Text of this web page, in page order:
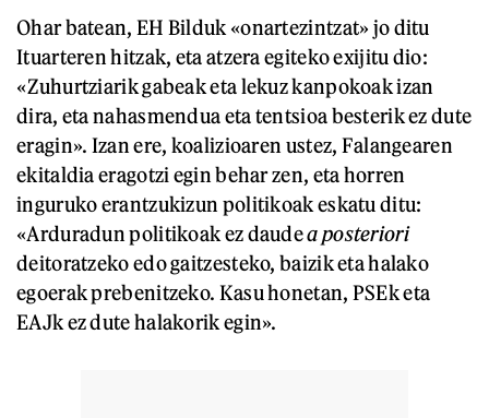
Ohar batean, EH Bilduk «onartezintzat» jo ditu
Ituarteren hitzak, eta atzera egiteko exijitu dio:
«Zuhurtziarik gabeak eta lekuz kanpokoak izan
dira, eta nahasmendua eta tentsioa besterik ez dute
eragin». Izan ere, koalizioaren ustez, Falangearen
ekitaldia eragotzi egin behar zen, eta horren
inguruko erantzukizun politikoak eskatu ditu:
«Arduradun politikoak ez daudea posteriori
deitoratzeko edo gaitzesteko, baizik eta halako
egoerak prebenitzeko. Kasu honetan, PSEk eta
EAJk ez dute halakorik egin».